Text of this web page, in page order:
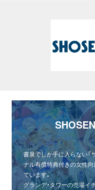
書泉でしか手に入らない「
ナル有償特典付きの女性向
ています。
グランデ・タワーの売場